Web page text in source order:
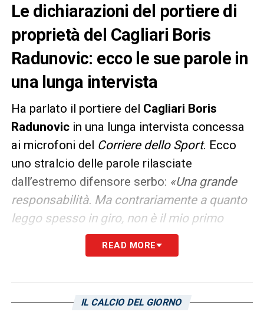
Le dichiarazioni del portiere di
proprietà del Cagliari Boris
Radunovic: ecco le sue parole in
una lunga intervista
Ha parlato il portiere del Cagliari Boris
Radunovic in una lunga intervista concessa
ai microfoni del Corriere dello Sport. Ecco
uno stralcio delle parole rilasciate
dall’estremo difensore serbo: «Una grande
responsabilità. Ma contrariamente a quanto
leggo spesso in giro, non è il mio primo
campionato da titolare in B dove mi
mancano tre presenze per arrivare a cento.
infortunio mi ha messo i bastoni tra le ruote.
READ MORE
IL CALCIO DEL GIORNO